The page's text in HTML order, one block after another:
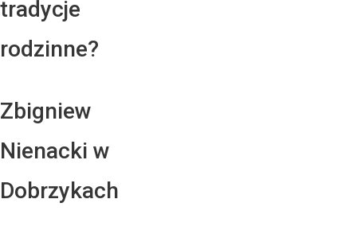
tradycje
rodzinne?
Zbigniew
Nienacki w
Dobrzykach